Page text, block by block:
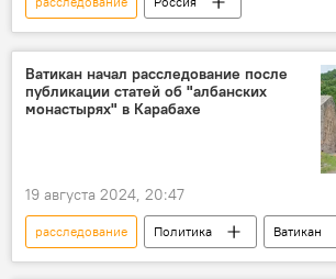
"Крокус Сити Холл"
теракт
Ватикан начал расследование после
публикации статей об "албанских
монастырях" в Карабахе
19 августа 2024, 20:47
расследование Политика
Ватикан
публикация
статья
монастырь